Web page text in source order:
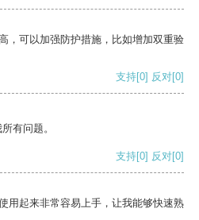
，可以加强防护措施，比如增加双重验
支持[0] 反对[0]
有问题。
支持[0] 反对[0]
用起来非常容易上手，让我能够快速熟